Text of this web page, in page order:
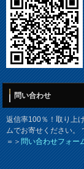
問い合わせ
返信率100％！取り上
ムでお寄せください。
＝＞問い合わせフォー